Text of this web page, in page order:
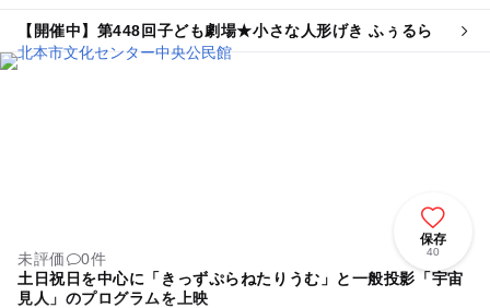
【開催中】第448回子ども劇場★小さな人形げき ふぅるら
保存
40
未評価
0件
土日祝日を中心に「きっずぷらねたりうむ」と一般投影「宇宙
見人」のプログラムを上映